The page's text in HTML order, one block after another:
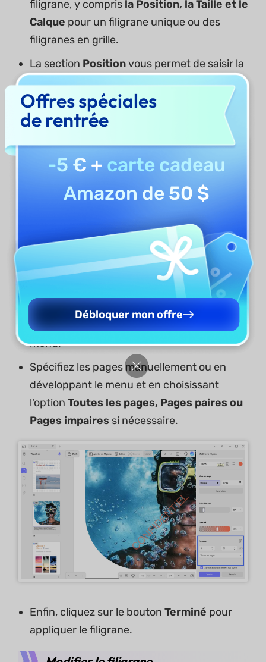
filigrane, y compris la Position, la Taille et le
Calque pour un filigrane unique ou des
filigranes en grille.
La section Positionvous permet de saisir la
respectivement, dans la barre prévue à cet
effet.
Maintenant, faites défiler vers le bas pour
trouver l'optionEtendue dans le même
menu.
Spécifiez les pages manuellement ou en
développant le menu et en choisissant
l'option Toutes les pages, Pages paires ou
Pages impaires si nécessaire.
Enfin, cliquez sur le bouton Terminé pour
appliquer le filigrane.
Offres spéciales
de rentrée
-5 € + carte cadeau
Amazon de 50 $
Débloquer mon offre